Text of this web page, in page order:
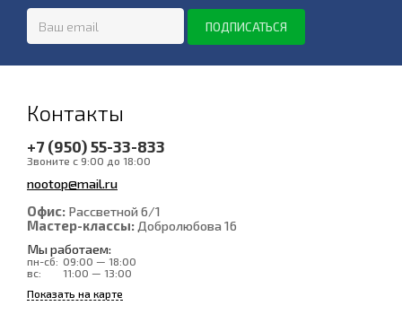
Контакты
+7 (950) 55-33-833
Звоните с 9:00 до 18:00
nootop@mail.ru
Офис: Рассветной 6/1
Мастер-классы: Добролюбова 16
Мы работаем:
пн-сб: 09:00 — 18:00
вс:
11:00 — 13:00
Показать на карте